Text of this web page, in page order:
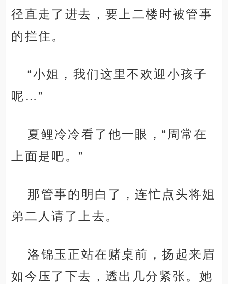
径直走了进去，要上二楼时被管事
的拦住。
“小姐，我们这里不欢迎小孩子
呢…”
夏鲤冷冷看了他一眼，“周常在
上面是吧。”
那管事的明白了，连忙点头将姐
弟二人请了上去。
洛锦玉正站在赌桌前，扬起来眉
如今压了下去，透出几分紧张。她